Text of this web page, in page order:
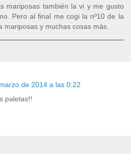
mariposas también la vi y me gusto
Pero al final me cogi la nº10 de la
mariposas y muchas cosas más.
de 2014 a las 0:22
paletas!!